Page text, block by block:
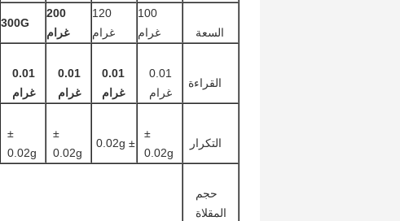
السعة
100
غرام
120
غرام
200
غرام
300G
القراءة
0.01
غرام
0.01
غرام
0.01
غرام
0.01
غرام
التكرار
±
0.02g
± 0.02g
±
0.02g
±
0.02g
حجم
المقلاة